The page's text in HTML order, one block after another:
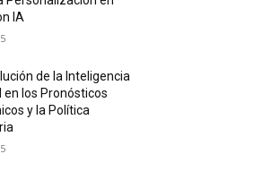
IA
de la Inteligencia
en los Pronósticos
y la Política